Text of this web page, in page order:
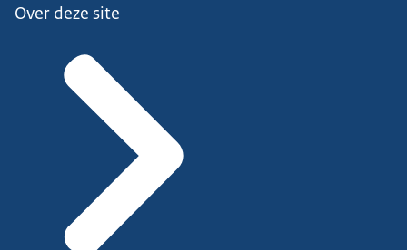
Over deze site